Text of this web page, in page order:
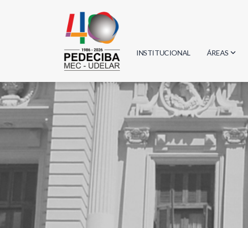
INSTITUCIONAL ÁREAS
Biología
Física
Geociencias
Informática
Matemática